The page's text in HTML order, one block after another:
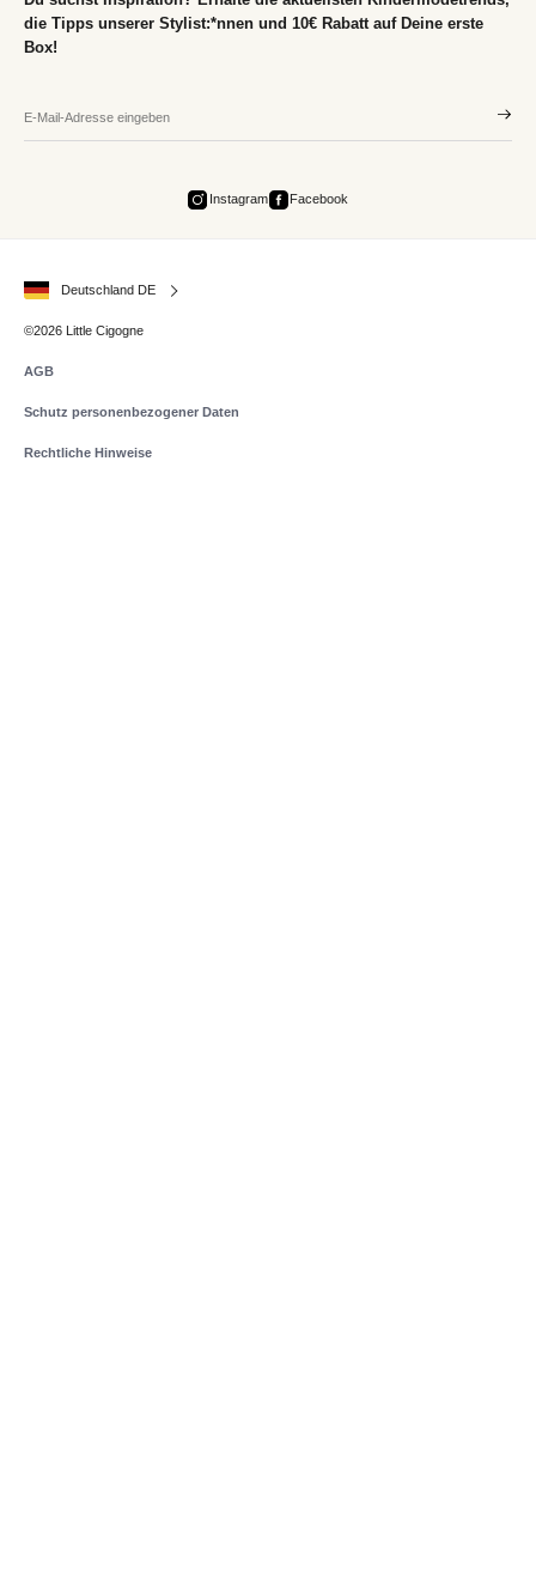
die Tipps unserer Stylist:*nnen und 10€ Rabatt auf Deine erste
Box!
Instagram Facebook
Deutschland DE
©2026 Little Cigogne
AGB
Schutz personenbezogener Daten
Rechtliche Hinweise